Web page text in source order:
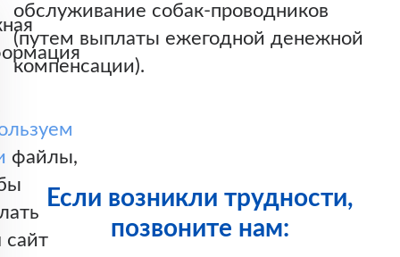
обслуживание собак-проводников
(путем выплаты ежегодной денежной
компенсации).
Если возникли трудности,
позвоните нам:
файлы,